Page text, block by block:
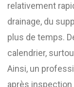
relativement
drainage, du
plus de temps.
calendrier,
Ainsi, un
après